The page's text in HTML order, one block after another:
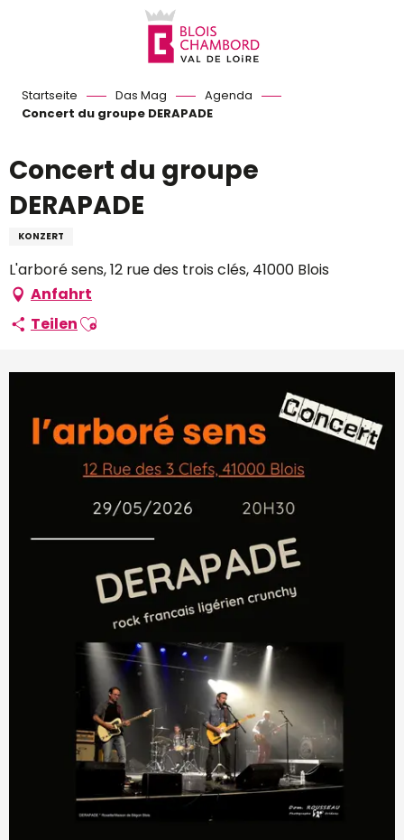
Startseite Das Mag
Agenda
Concert du groupe DERAPADE
Concert du groupe
DERAPADE
KONZERT
L'arboré sens, 12 rue des trois clés, 41000 Blois
Anfahrt
TeilenAjouter aux favoris